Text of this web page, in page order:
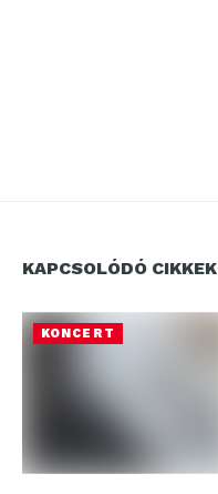
KAPCSOLÓDÓ CIKKEK
KONCERT